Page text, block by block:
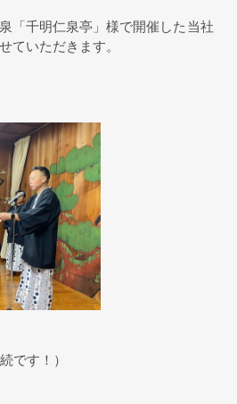
千明仁泉亭」様で開催した当社
ていただきます。
です！）